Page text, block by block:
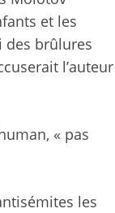
et les
des brûlures
l’auteur
« pas
les